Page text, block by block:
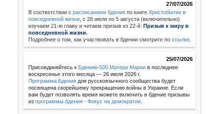
27/07/2026
В соответствии с расписанием бдения по книгеХристобытие в
повседневной жизни с 28 июля по 5 августа (включительно)
изучаем 21-ю главу и читаем призыв из 22-й:Призыв к миру в
повседневной жизни.
Подробнее о том, как участвовать в бдении смотрите поссылке
25/07/2026
Присоединяйтесь к Бдению-500 Матери Марии в последнее
воскресенье этого месяца — 26 июля 2026 г.
Программа Бдения для русскоязычного сообщества будет
посвящена скорейшему прекращению войны в Украине. Если
вам будет позволять время можете включить в бдение призывы
изпрограммы бдения - Фокус на демократии